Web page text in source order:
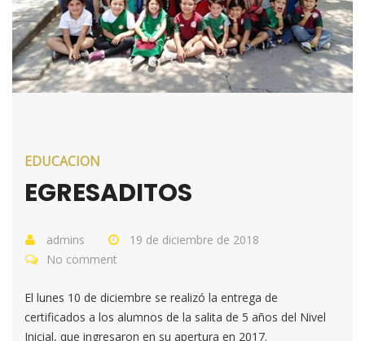
EDUCACION
EGRESADITOS
admins
19 de diciembre de 2018
No comment
El lunes 10 de diciembre se realizó la entrega de
certificados a los alumnos de la salita de 5 años del Nivel
Inicial, que ingresaron en su apertura en 2017.